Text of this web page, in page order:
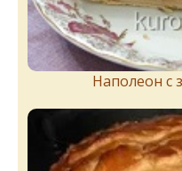
Наполеон с